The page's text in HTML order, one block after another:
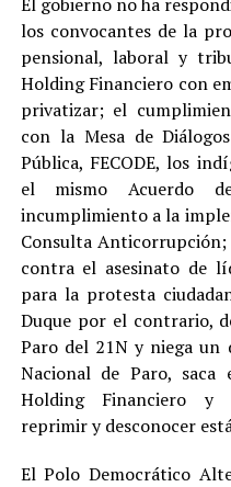
los convocantes de la
pensional, laboral y
Holding Financiero con
privatizar; el
con la Mesa de
Pública, FECODE, los
el mismo Acuerdo
incumplimiento a la
Consulta
contra el asesinato de
para la protesta
Duque por el contrario,
Paro del 21N y niega
Nacional de Paro,
Holding Financiero y
reprimir y desconocer
El Polo Democrático